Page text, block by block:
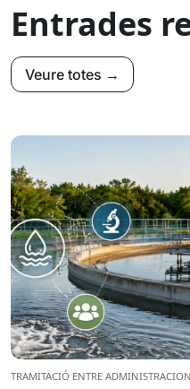
Entrades
Veure totes →
TRAMITACIÓ ENTRE